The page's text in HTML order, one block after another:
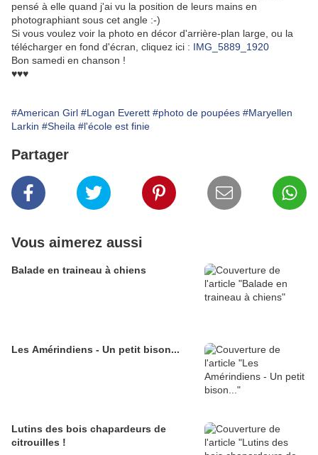
pensé à elle quand j'ai vu la position de leurs mains en
photographiant sous cet angle :-)
Si vous voulez voir la photo en décor d'arrière-plan large, ou la
télécharger en fond d'écran, cliquez ici : IMG_5889_1920
Bon samedi en chanson !
♥♥♥
#American Girl #Logan Everett #photo de poupées #Maryellen
Larkin #Sheila #l'école est finie
Partager
Vous aimerez aussi
Balade en traineau à chiens
Les Amérindiens - Un petit bison...
Lutins des bois chapardeurs de
citrouilles !